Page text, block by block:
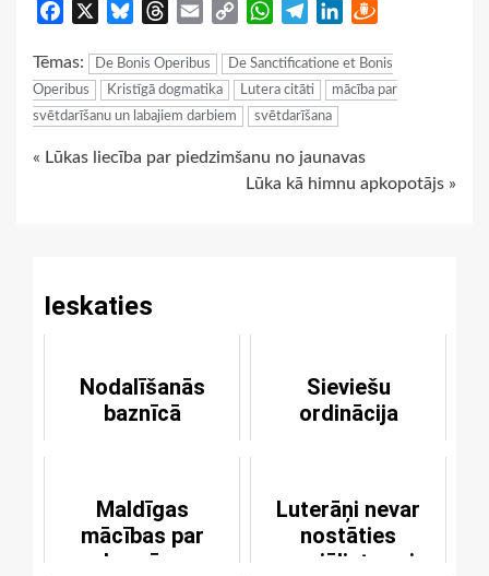
Facebook BlueskyThreads
Email
Copy
WhatsApp
TelegramLinkedIn
Tēmas: De Bonis Operibus
De Sanctificatione et Bonis
Operibus
Kristīgā dogmatika Lutera citāti
mācība par
svētdarīšanu un labajiem darbiem
svētdarīšana
Continue
« Lūkas liecība par piedzimšanu no jaunavas
Lūka kā himnu apkopotājs »
Ieskaties
Nodalīšanās
baznīcā
Sieviešu
ordinācija
Maldīgas
mācības par
baznīcu
Luterāņi nevar
nostāties
sociālistu vai